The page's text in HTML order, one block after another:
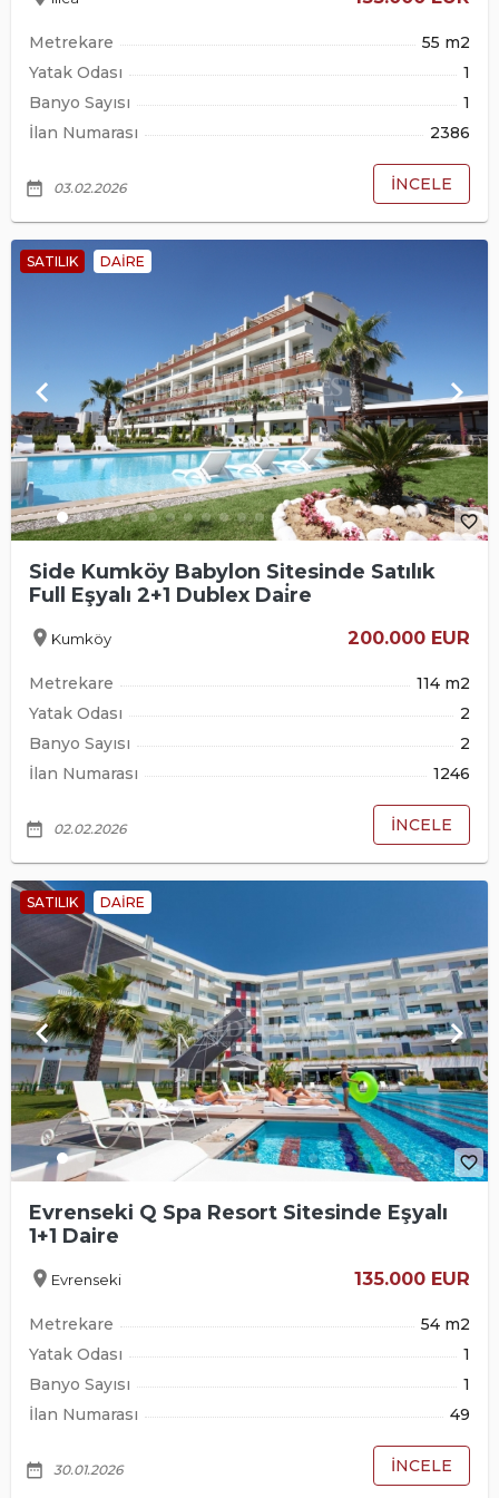
Metrekare
55 m2
Yatak Odası
1
Banyo Sayısı
1
İlan Numarası
2386
date_range 03.02.2026 İNCELE
SATILIK DAIRE
keyboard_arrow_left keyboard_arrow_right
favorite_border
Side Kumköy Babylon Sitesinde Satılık
Full Eşyalı 2+1 Dublex Dai̇re
location_on Kumköy 200.000 EUR
Metrekare
114 m2
Yatak Odası
2
Banyo Sayısı
2
İlan Numarası
1246
date_range 02.02.2026 İNCELE
SATILIK DAIRE
keyboard_arrow_left keyboard_arrow_right
favorite_border
Evrenseki Q Spa Resort Sitesinde Eşyalı
1+1 Daire
location_on Evrenseki 135.000 EUR
Metrekare
54 m2
Yatak Odası
1
Banyo Sayısı
1
İlan Numarası
49
date_range 30.01.2026 İNCELE